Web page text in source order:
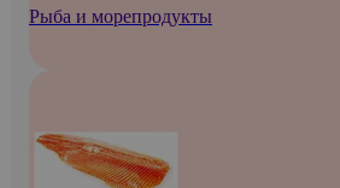
Рыба и морепродукты